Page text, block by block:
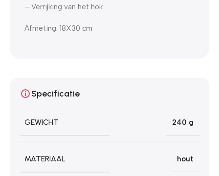
– Verrijking van het hok
Afmeting: 18X30 cm
Specificatie
GEWICHT 240 g
MATERIAAL hout